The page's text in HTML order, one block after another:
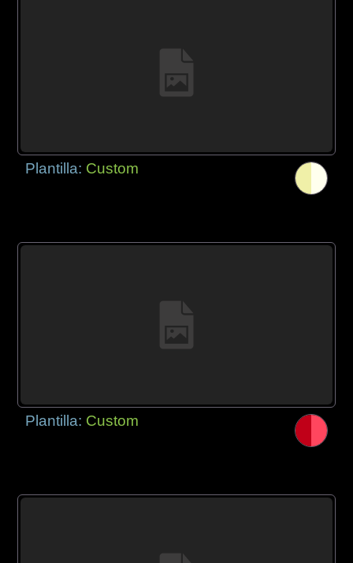
Plantilla: Custom
Plantilla: Custom